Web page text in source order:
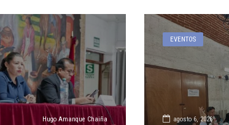
Hugo Amanque Chaiña
EVENTOS
agosto 6, 2026